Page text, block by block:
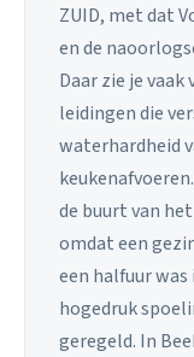
ZUID, met dat
en de
Daar zie je
leidingen die
waterhardheid
de buurt van
omdat een
een halfuur
hogedruk
geregeld. In